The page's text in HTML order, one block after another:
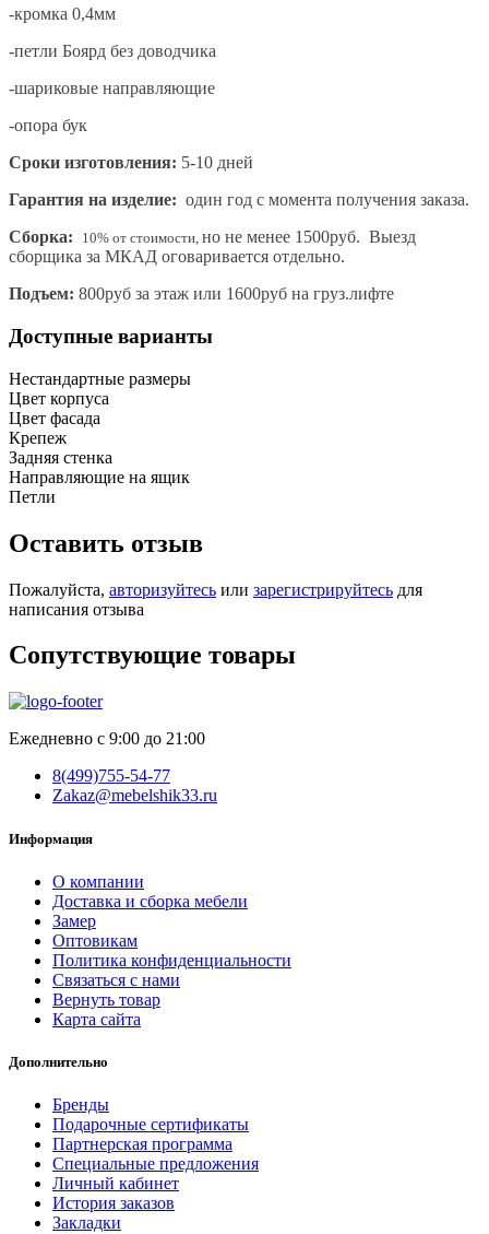
-кромка 0,4мм
-петли Боярд без доводчика
-шариковые направляющие
-опора бук
Сроки изготовления: 5-10 дней
Гарантия на изделие: один год с момента получения заказа.
Сборка:
10% от стоимости, но не менее 1500руб. Выезд
сборщика за МКАД оговаривается отдельно.
Подъем: 800руб за этаж или 1600руб на груз.лифте
Доступные варианты
Нестандартные размеры
Цвет корпуса
Цвет фасада
Крепеж
Задняя стенка
Направляющие на ящик
Петли
Оставить отзыв
Пожалуйста, авторизуйтесь или зарегистрируйтесь для
написания отзыва
Сопутствующие товары
Ежедневно с 9:00 до 21:00
8(499)755-54-77
Zakaz@mebelshik33.ru
Информация
О компании
Доставка и сборка мебели
Замер
Оптовикам
Политика конфиденциальности
Связаться с нами
Вернуть товар
Карта сайта
Дополнительно
Бренды
Подарочные сертификаты
Партнерская программа
Специальные предложения
Личный кабинет
История заказов
Закладки